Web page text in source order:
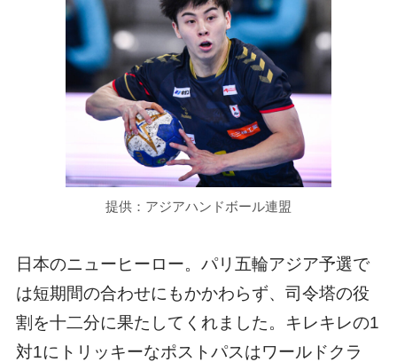
提供：アジアハンドボール連盟
日本のニューヒーロー。パリ五輪アジア予選で
は短期間の合わせにもかかわらず、司令塔の役
割を十二分に果たしてくれました。キレキレの1
対1にトリッキーなポストパスはワールドクラ